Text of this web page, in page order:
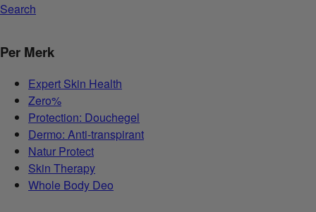
Search
Per Merk
Expert Skin Health
Zero%
Protection: Douchegel
Dermo: Anti-transpirant
Natur Protect
Skin Therapy
Whole Body Deo